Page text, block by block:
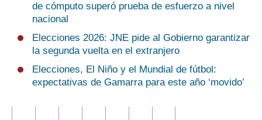
de cómputo superó prueba de esfuerzo a nivel
nacional
Elecciones 2026: JNE pide al Gobierno garantizar
la segunda vuelta en el extranjero
Elecciones, El Niño y el Mundial de fútbol:
expectativas de Gamarra para este año ‘movido’